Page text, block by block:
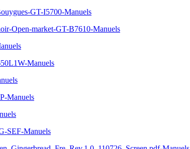
GT-I5700-Manuels
Open-market-GT-B7610-Manuels
Manuels
Manuels
SEF-Manuels